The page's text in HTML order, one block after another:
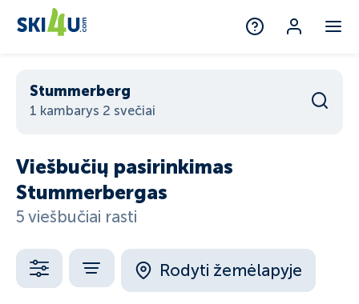
Stummerberg
1 kambarys 2 svečiai
Viešbučių pasirinkimas
Stummerbergas
5 viešbučiai rasti
Rodyti žemėlapyje